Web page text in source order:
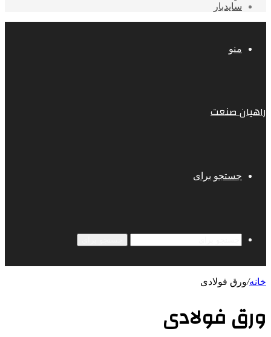
سایدبار
منو
راهیان صنعت
جستجو برای
خانه/ورق فولادی
ورق فولادی